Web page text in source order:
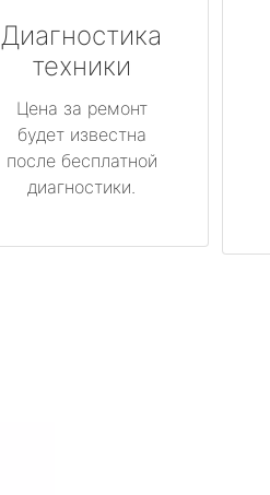
Диагностика
техники
Цена за ремонт
будет известна
после бесплатной
диагностики.